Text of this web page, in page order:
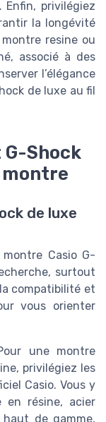
Enfin, privilégiez
la longévité
resine ou
associé à des
l’élégance
de luxe au fil
Shock
montre
de luxe
Casio G-
surtout
compatibilité et
vous orienter
une montre
privilégiez les
Casio. Vous y
en résine, acier
de gamme,